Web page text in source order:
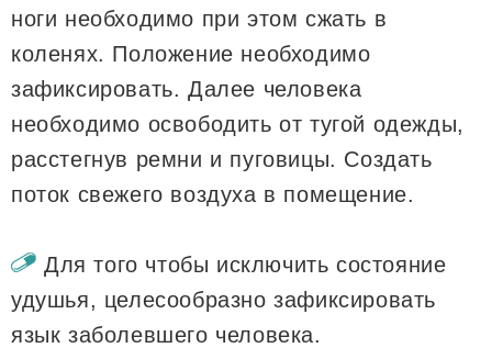
ноги необходимо при этом сжать в
коленях. Положение необходимо
зафиксировать. Далее человека
необходимо освободить от тугой одежды,
расстегнув ремни и пуговицы. Создать
поток свежего воздуха в помещение.
Для того чтобы исключить состояние
удушья, целесообразно зафиксировать
язык заболевшего человека.